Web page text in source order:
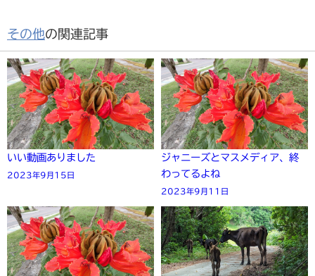
その他の関連記事
いい動画ありました
2023年9月15日
ジャニーズとマスメディア、終
わってるよね
2023年9月11日